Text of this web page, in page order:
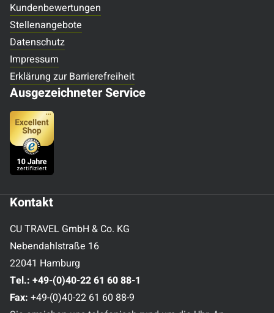
Kundenbewertungen
Stellenangebote
Datenschutz
Impressum
Erklärung zur Barrierefreiheit
Ausgezeichneter Service
Kontakt
CU TRAVEL GmbH & Co. KG
Nebendahlstraße 16
22041 Hamburg
Tel.: +49-(0)40-22 61 60 88-1
Fax: +49-(0)40-22 61 60 88-9